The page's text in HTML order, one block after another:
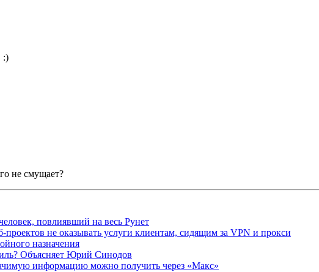
:)
не смущает?
повлиявший на весь Рунет
не оказывать услуги клиентам, сидящим за VPN и прокси
назначения
Объясняет Юрий Синодов
информацию можно получить через «Макс»